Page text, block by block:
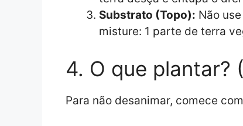
Substrato (Topo): Não
misture: 1 parte de terra
4. O que plantar?
Para não desanimar, comece